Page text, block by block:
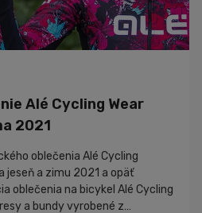
Alé Cycling Wear
2021
oblečenia Alé Cycling
jeseň a zimu 2021 a opäť
oblečenia na bicykel Alé Cycling
a bundy vyrobené z